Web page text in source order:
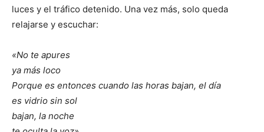
luces y el tráfico detenido. Una vez más, solo queda
relajarse y escuchar:
«No te apures
ya más loco
Porque es entonces cuando las horas bajan, el día
es vidrio sin sol
bajan, la noche